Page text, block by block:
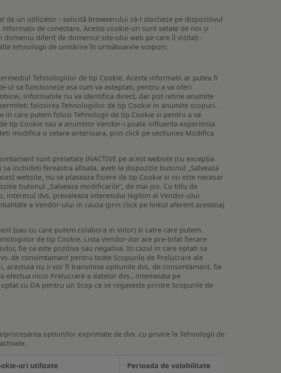
de un utilizator - solicită browserului să-l stocheze pe dispozitivul
de conectare. Aceste cookie-uri sunt setate de noi și
diferit de domeniul site-ului web pe care îl vizitați -
tehnologii de urmărire în următoarele scopuri:
Tehnologiilor de tip Cookie. Aceste informatii ar putea fi
ul sa functioneze asa cum va asteptati, pentru a va oferi
informatiile nu va identifica direct, dar pot retine anumite
folosirea Tehnologiilor de tip Cookie in anumite scopuri.
care putem folosi Tehnologii de tip Cookie si pentru a va
tip Cookie sau a anumitor Vendor-i poate influenta experienta
modifica o setare anterioara, prin click pe sectiunea Modifica
sunt presetate INACTIVE pe acest website (cu exceptia
inchideti fereastra afisata, aveti la dispozitie butonul „Salveaza
website, nu se plaseaza fisiere de tip Cookie si nu este necesar
butonul „Salveaza modificarile”, de mai jos. Cu titlu de
interesul dvs. prevaleaza interesului legitim al Vendor-ului
a Vendor-ului in cauza (prin click pe linkul aferent acesteia)
(sau cu care putem colabora in viitor) si catre care putem
de tip Cookie. Lista Vendor-ilor are pre-bifat fiecare
fie ca este pozitiva sau negativa. In cazul in care optati sa
de consimtamant pentru toate Scopurile de Prelucrare ale
acestuia nu ii vor fi transmise optiunile dvs. de consimtamant, fie
efectua nicio Prelucrare a datelor dvs., intemeiata pe
cu DA pentru un Scop ce se regaseste printre Scopurile de
optiunilor exprimate de dvs. cu privire la Tehnologii de
uri utilizate Perioada de valabilitate